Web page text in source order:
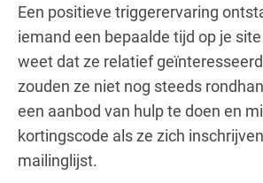
Een positieve triggerervaring
iemand een bepaalde tijd op je
weet dat ze relatief
zouden ze niet nog steeds
een aanbod van hulp te doen en
kortingscode als ze zich
mailinglijst.